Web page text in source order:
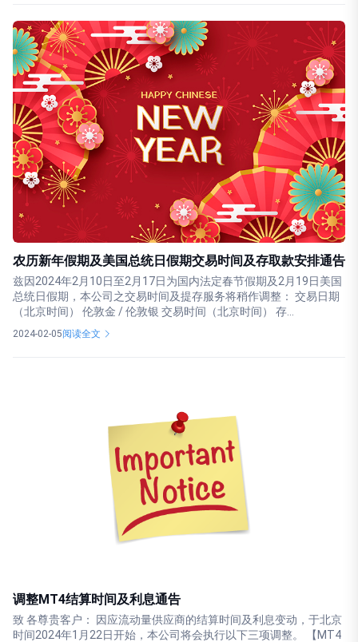
农历新年假期及美国总统日假期交易时间及存取款安排通告
兹因2024年2月10日至2月17日为国内法定春节假期及2月19日美国
总统日假期，本公司之交易时间及提存服务将稍作调整： 交易日期
（北京时间） 伦敦金 / 伦敦银 交易时间（北京时间） 存...
2024-02-05阅读全文
调整MT4结算时间及利息通告
致 各尊贵客户： 因应流动量供应商的结算时间及利息变动，于北京
时间2024年1月22日开始，本公司将会执行以下三项调整。 【MT4